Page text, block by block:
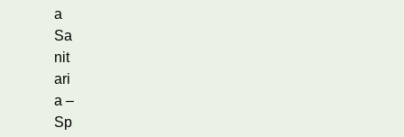
a
Sa
nit
ari
a –
Sp